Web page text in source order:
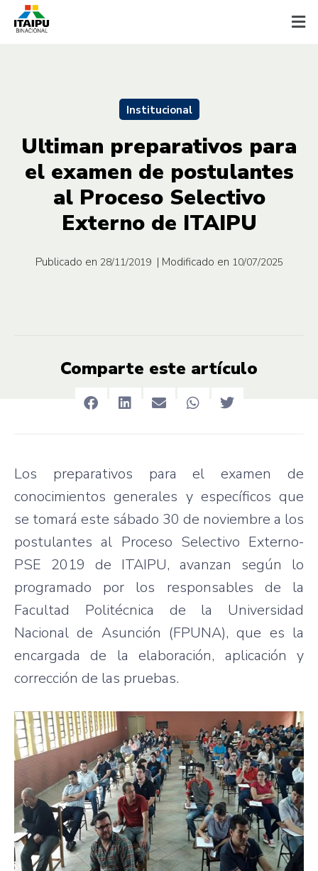
Institucional
Ultiman preparativos para
el examen de postulantes
al Proceso Selectivo
Externo de ITAIPU
Publicado en 28/11/2019 | Modificado en 10/07/2025
Comparte este artículo
Los preparativos para el examen de
conocimientos generales y específicos que
se tomará este sábado 30 de noviembre a los
postulantes al Proceso Selectivo Externo-
PSE 2019 de ITAIPU, avanzan según lo
programado por los responsables de la
Facultad Politécnica de la Universidad
Nacional de Asunción (FPUNA), que es la
encargada de la elaboración, aplicación y
corrección de las pruebas.